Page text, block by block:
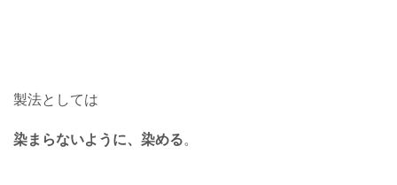
製法としては
染まらないように、染める。